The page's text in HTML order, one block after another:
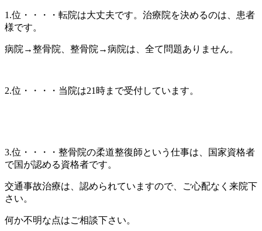
1.位・・・・転院は大丈夫です。治療院を決めるのは、患者
様です。
病院→整骨院、整骨院→病院は、全て問題ありません。
2.位・・・・当院は21時まで受付しています。
3.位・・・・整骨院の柔道整復師という仕事は、国家資格者
で国が認める資格者です。
交通事故治療は、認められていますので、ご心配なく来院下
さい。
何か不明な点はご相談下さい。